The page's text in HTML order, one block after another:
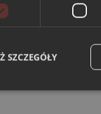
dostarczonego
z dnia 15
23, punkt 3 i 4.
przez WE
SZCZEGÓŁY